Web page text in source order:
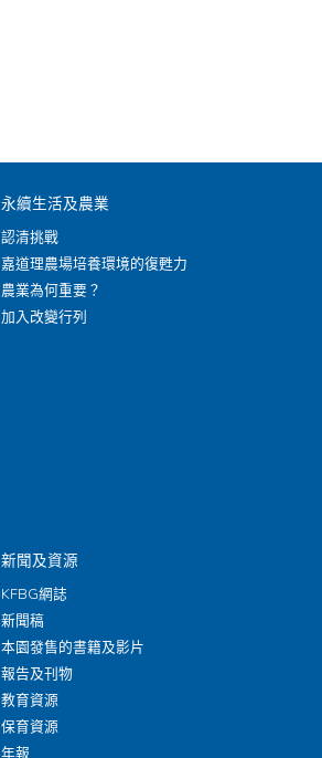
永續生活及農業
認清挑戰
嘉道理農場培養環境的復甦力
農業為何重要？
加入改變行列
新聞及資源
KFBG網誌
新聞稿
本園發售的書籍及影片
報告及刊物
教育資源
保育資源
年報